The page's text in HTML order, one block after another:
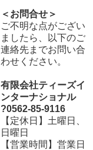
＜お問合せ＞
ご不明な点がござい
ましたら、以下のご
連絡先までお問い合
わせください。
有限会社ティーズイ
ンターナショナル
?0562-85-9116
【定休日】土曜日、
日曜日
【営業時間】営業日